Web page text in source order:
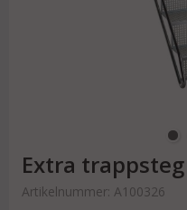
Extra
Artikelnummer: A100326